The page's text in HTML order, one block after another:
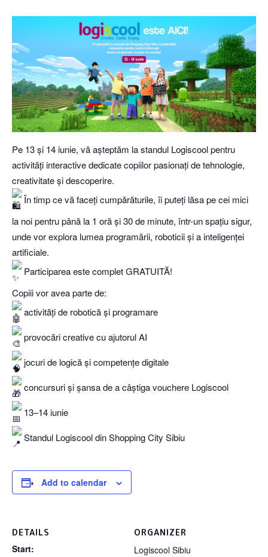
Pe 13 și 14 iunie, vă așteptăm la standul Logiscool pentru
activități interactive dedicate copiilor pasionați de tehnologie,
creativitate și descoperire.
În timp ce vă faceți cumpărăturile, îi puteți lăsa pe cei mici
la noi pentru până la 1 oră și 30 de minute, într-un spațiu sigur,
unde vor explora lumea programării, roboticii și a inteligenței
artificiale.
Participarea este complet GRATUITĂ!
Copiii vor avea parte de:
activități de robotică și programare
provocări creative cu ajutorul AI
jocuri de logică și competențe digitale
concursuri și șansa de a câștiga vouchere Logiscool
13–14 iunie
Standul Logiscool din Shopping City Sibiu
Add to calendar
DETAILS
Start:
ORGANIZER
Logiscool Sibiu